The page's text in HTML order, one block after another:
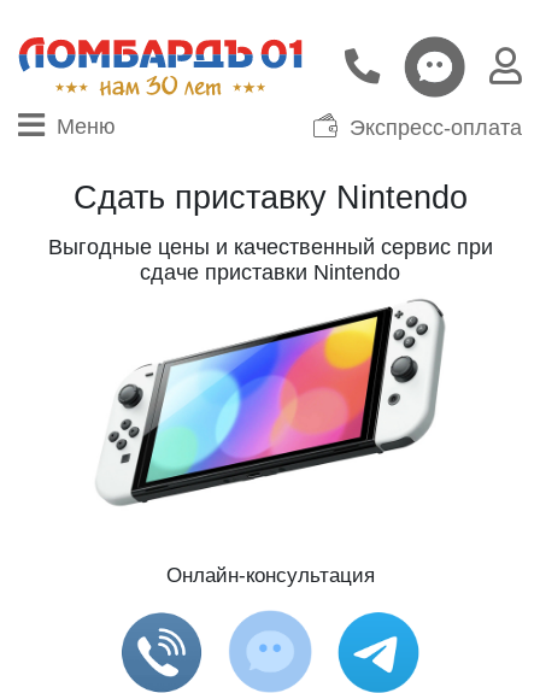
Меню Экспресс-оплата
Сдать приставку Nintendo
Выгодные цены и качественный сервис при
сдаче приставки Nintendo
Онлайн-консультация